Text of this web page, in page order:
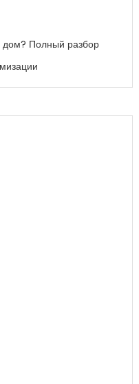
дом? Полный разбор